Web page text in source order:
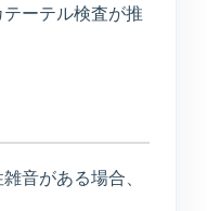
ーテル検査が推
音がある場合、